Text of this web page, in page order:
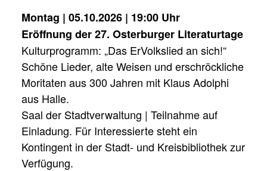
Montag | 05.10.2026 | 19:00 Uhr
Eröffnung der 27. Osterburger Literaturtage
Kulturprogramm: „Das ErVolkslied an sich!“
Schöne Lieder, alte Weisen und erschröckliche
Moritaten aus 300 Jahren mit Klaus Adolphi
aus Halle.
Saal der Stadtverwaltung | Teilnahme auf
Einladung. Für Interessierte steht ein
Kontingent in der Stadt- und Kreisbibliothek zur
Verfügung.